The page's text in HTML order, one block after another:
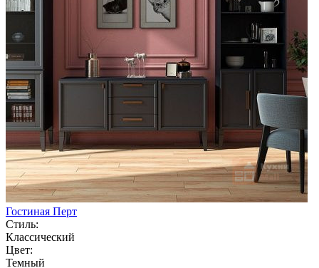
Гостиная Перт
Стиль:
Классический
Цвет:
Темный